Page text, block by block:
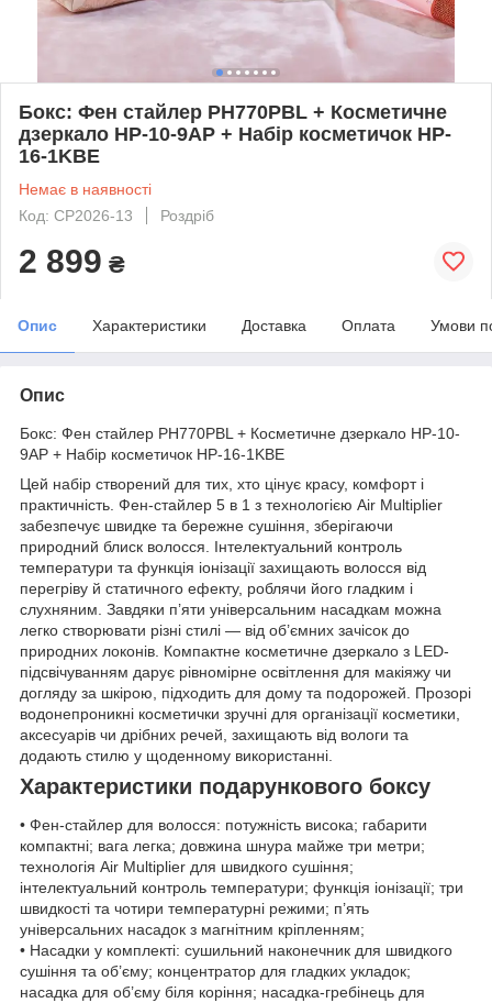
Бокс: Фен стайлер PH770PBL + Косметичне
дзеркало HP-10-9AP + Набір косметичок HP-
16-1KBE
Немає в наявності
Код: CP2026-13
Роздріб
2 899 ₴
Опис Характеристики Доставка Оплата Умови
Опис
Бокс: Фен стайлер PH770PBL + Косметичне дзеркало HP-10-
9AP + Набір косметичок HP-16-1KBE
Цей набір створений для тих, хто цінує красу, комфорт і
практичність. Фен-стайлер 5 в 1 з технологією Air Multiplier
забезпечує швидке та бережне сушіння, зберігаючи
природний блиск волосся. Інтелектуальний контроль
температури та функція іонізації захищають волосся від
перегріву й статичного ефекту, роблячи його гладким і
слухняним. Завдяки п’яти універсальним насадкам можна
легко створювати різні стилі — від об’ємних зачісок до
природних локонів. Компактне косметичне дзеркало з LED-
підсвічуванням дарує рівномірне освітлення для макіяжу чи
догляду за шкірою, підходить для дому та подорожей. Прозорі
водонепроникні косметички зручні для організації косметики,
аксесуарів чи дрібних речей, захищають від вологи та
додають стилю у щоденному використанні.
Характеристики подарункового боксу
• Фен-стайлер для волосся: потужність висока; габарити
компактні; вага легка; довжина шнура майже три метри;
технологія Air Multiplier для швидкого сушіння;
інтелектуальний контроль температури; функція іонізації; три
швидкості та чотири температурні режими; п’ять
універсальних насадок з магнітним кріпленням;
• Насадки у комплекті: сушильний наконечник для швидкого
сушіння та об’єму; концентратор для гладких укладок;
насадка для об’єму біля коріння; насадка-гребінець для